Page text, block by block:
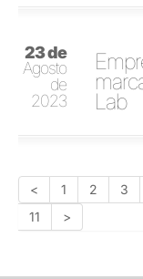
23 de
Agosto
de
2023
Lab
< 1 2 3
11
>